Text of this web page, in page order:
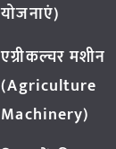
योजनाएं)
एग्रीकल्चर मशीन
(Agriculture
Machinery)